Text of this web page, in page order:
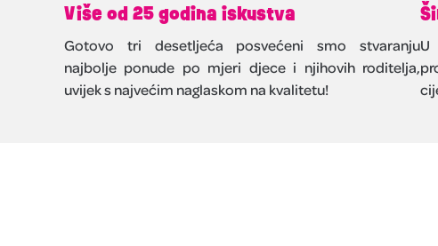
Više od 25 godina iskustva
Gotovo tri desetljeća posvećeni smo stvaranju
najbolje ponude po mjeri djece i njihovih roditelja,
uvijek s najvećim naglaskom na kvalitetu!
U